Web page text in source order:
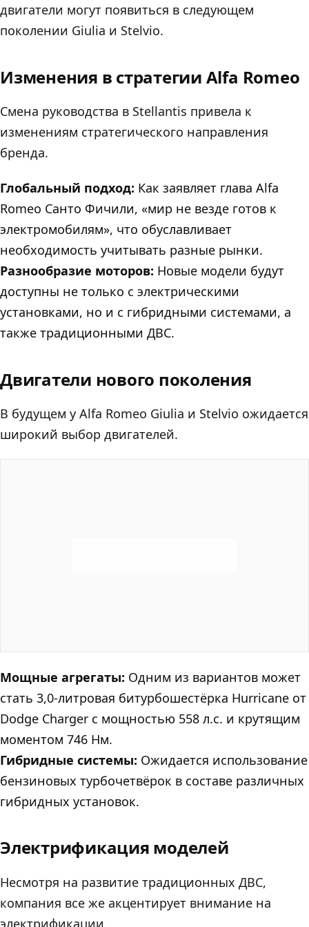
двигатели могут появиться в следующем
поколении Giulia и Stelvio.
Изменения в стратегии Alfa Romeo
Смена руководства в Stellantis привела к
изменениям стратегического направления
бренда.
Глобальный подход: Как заявляет глава Alfa
Romeo Санто Фичили, «мир не везде готов к
электромобилям», что обуславливает
необходимость учитывать разные рынки.
Разнообразие моторов: Новые модели будут
доступны не только с электрическими
установками, но и с гибридными системами, а
также традиционными ДВС.
Двигатели нового поколения
В будущем у Alfa Romeo Giulia и Stelvio ожидается
широкий выбор двигателей.
Мощные агрегаты: Одним из вариантов может
стать 3,0-литровая битурбошестёрка Hurricane от
Dodge Charger с мощностью 558 л.с. и крутящим
моментом 746 Нм.
Гибридные системы: Ожидается использование
бензиновых турбочетвёрок в составе различных
гибридных установок.
Электрификация моделей
Несмотря на развитие традиционных ДВС,
компания все же акцентирует внимание на
электрификации.